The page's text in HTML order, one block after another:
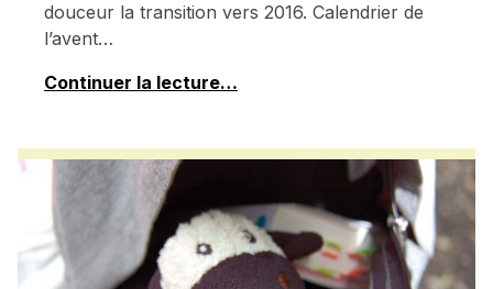
douceur la transition vers 2016. Calendrier de
l’avent…
Continuer la lecture…